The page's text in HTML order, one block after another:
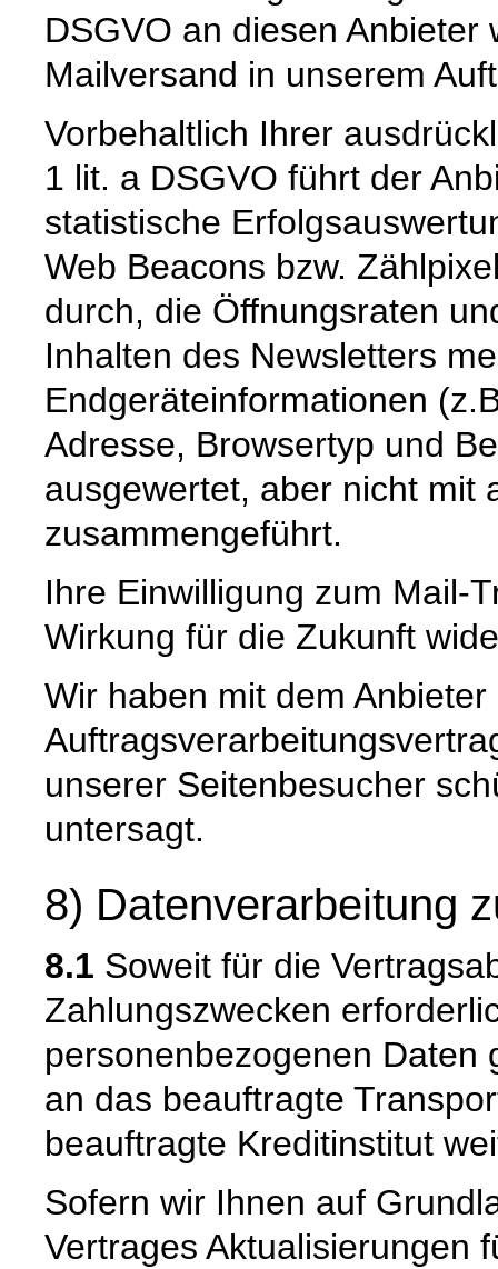
DSGVO an diesen Anbieter
Mailversand in unserem
Vorbehaltlich Ihrer
1 lit. a DSGVO führt der
statistische
Web Beacons bzw.
durch, die Öffnungsraten
Inhalten des Newsletters
Endgeräteinformationen
Adresse, Browsertyp und
ausgewertet, aber nicht mit
zusammengeführt.
Ihre Einwilligung zum Mail-
Wirkung für die Zukunft
Wir haben mit dem Anbieter
unserer Seitenbesucher
untersagt.
8) Datenverarbeitung
8.1 Soweit für die
Zahlungszwecken
personenbezogenen Daten
an das beauftragte
beauftragte Kreditinstitut
Sofern wir Ihnen auf
Vertrages Aktualisierungen